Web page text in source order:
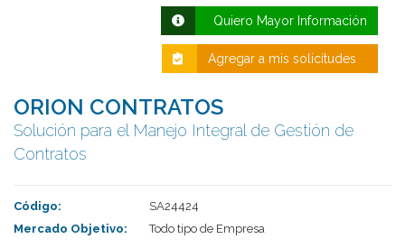
Deseo recibir información de otros Productos /
Servicios similares al solicitado
Quiero Mayor Información
Agregar a mis solicitudes
ORION CONTRATOS
Solución para el Manejo Integral de Gestión de
Contratos
Código:
SA24424
Mercado Objetivo:
Todo tipo de Empresa